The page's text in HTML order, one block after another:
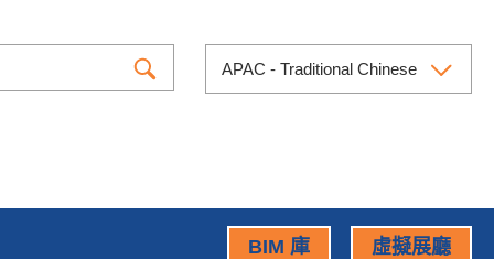
APAC - Traditional Chinese
BIM 庫 虛擬展廳